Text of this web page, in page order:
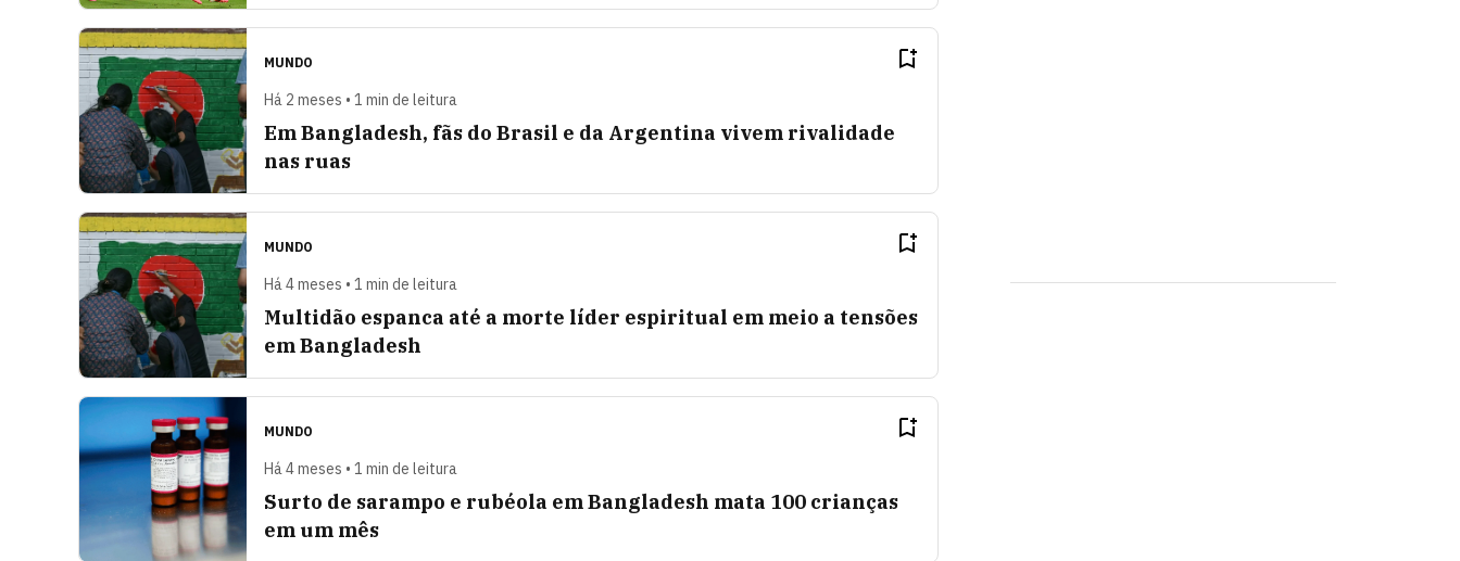
MUNDO
Há 2 meses • 1 min de leitura
Em Bangladesh, fãs do Brasil e da Argentina vivem rivalidade
nas ruas
MUNDO
Há 4 meses • 1 min de leitura
Multidão espanca até a morte líder espiritual em meio a tensões
em Bangladesh
MUNDO
Há 4 meses • 1 min de leitura
Surto de sarampo e rubéola em Bangladesh mata 100 crianças
em um mês